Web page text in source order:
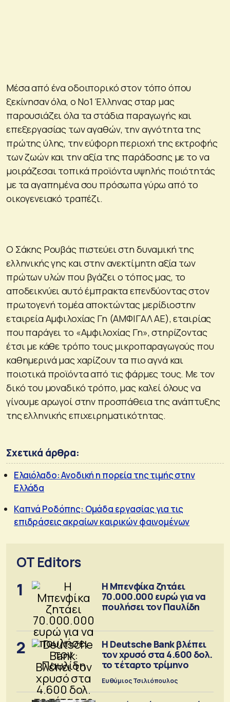
Μέσα από ένα οδοιπορικό στον τόπο όπου
ξεκίνησαν όλα, ο No1 Έλληνας σταρ μας
παρουσιάζει όλα τα στάδια παραγωγής και
επεξεργασίας των αγαθών, την αγνότητα της
πρώτης ύλης, την εύφορη περιοχή της εκτροφής
των ζωών και την αξία της παράδοσης με το να
μοιράζεσαι τοπικά προϊόντα υψηλής ποιότητάς
με τα αγαπημένα σου πρόσωπα γύρω από το
οικογενειακό τραπέζι.
Ο Σάκης Ρουβάς πιστεύει στη δυναμική της
ελληνικής γης και στην ανεκτίμητη αξία των
πρώτων υλών που βγάζει ο τόπος μας, το
αποδεικνύει αυτό έμπρακτα επενδύοντας στον
πρωτογενή τομέα αποκτώντας μερίδιοστην
εταιρεία Αμφιλοχίας Γη (ΑΜΦΙΓΑΛ ΑΕ), εταιρίας
που παράγει το «Αμφιλοχίας Γη», στηρίζοντας
έτσι με κάθε τρόπο τους μικροπαραγωγούς που
καθημερινά μας χαρίζουν τα πιο αγνά και
ποιοτικά προϊόντα από τις φάρμες τους. Με τον
δικό του μοναδικό τρόπο, μας καλεί όλους να
γίνουμε αρωγοί στην προσπάθεια της ανάπτυξης
της ελληνικής επιχειρηματικότητας.
Σχετικά άρθρα:
Ελαιόλαδο: Ανοδική η πορεία της τιμής στην
Ελλάδα
Καπνά Ροδόπης: Ομάδα εργασίας για τις
επιδράσεις ακραίων καιρικών φαινομένων
OT Editors
1
Η Μπενφίκα ζητάει
70.000.000 ευρώ για να
πουλήσει τον Παυλίδη
2
Η Deutsche Bank βλέπει
τον χρυσό στα 4.600 δολ.
το τέταρτο τρίμηνο
Ευθύμιος Τσιλιόπουλος